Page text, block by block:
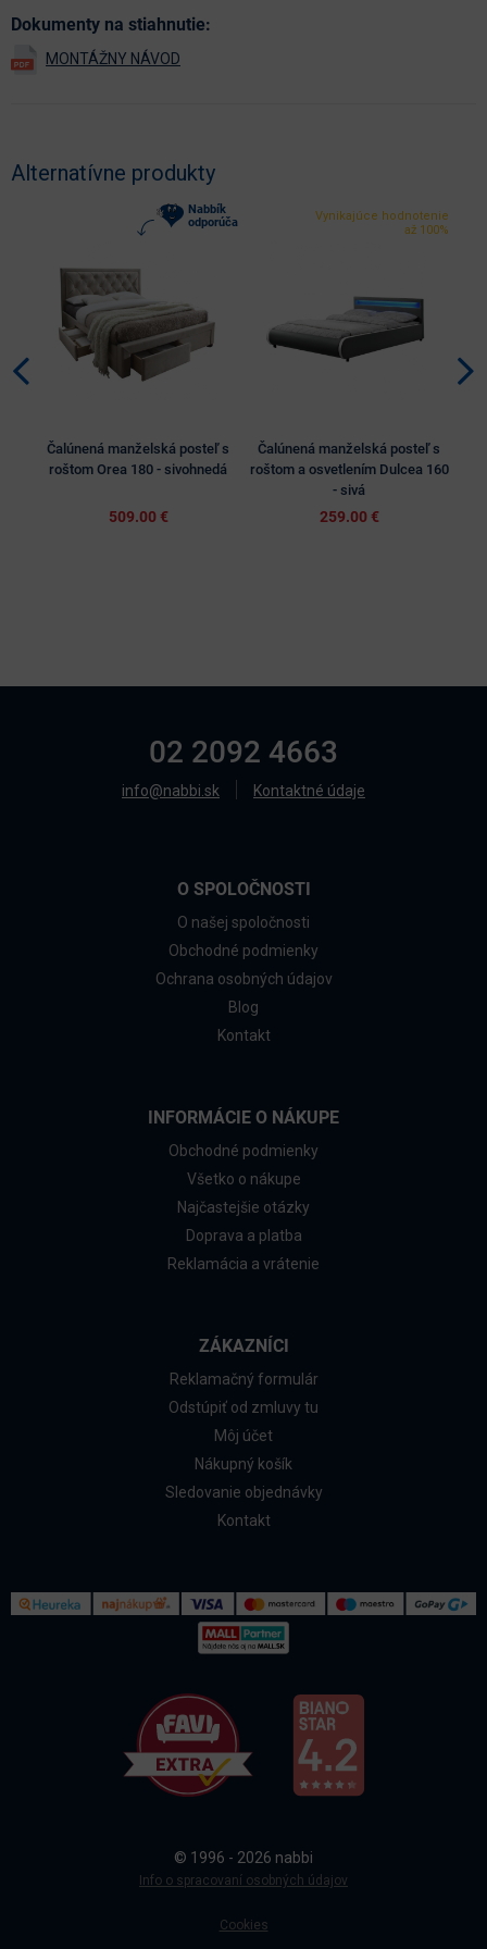
Doprava a platba
Sledovanie objednávky
Dokumenty na stiahnutie:
Alternatívne produkty
Nabbík
odporúča
Čalúnená manželská posteľ s
roštom Orea 180 - sivohnedá
509.00 €
Vynikajúce hodnotenie
až 100%
Čalúnená manželská posteľ s
roštom a osvetlením Dulcea 160
- sivá
259.00 €
02 2092 4663
info@nabbi.sk Kontaktné údaje
O SPOLOČNOSTI
O našej spoločnosti
Obchodné podmienky
Ochrana osobných údajov
Blog
Kontakt
INFORMÁCIE O NÁKUPE
Obchodné podmienky
Všetko o nákupe
Najčastejšie otázky
Doprava a platba
Reklamácia a vrátenie
ZÁKAZNÍCI
Reklamačný formulár
Odstúpiť od zmluvy tu
Môj účet
Nákupný košík
Sledovanie objednávky
Kontakt
© 1996 - 2026 nabbi
Info o spracovaní osobných údajov
Cookies